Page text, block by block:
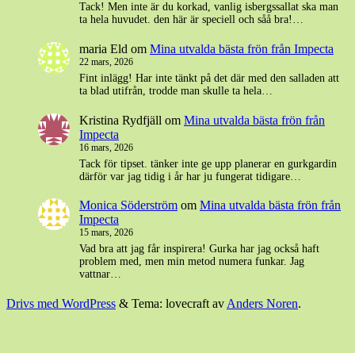
Tack! Men inte är du korkad, vanlig isbergssallat ska man
ta hela huvudet. den här är speciell och såå bra!…
maria Eld om Mina utvalda bästa frön från Impecta
22 mars, 2026
Fint inlägg! Har inte tänkt på det där med den salladen att
ta blad utifrån, trodde man skulle ta hela…
Kristina Rydfjäll om Mina utvalda bästa frön från
Impecta
16 mars, 2026
Tack för tipset. tänker inte ge upp planerar en gurkgardin
därför var jag tidig i år har ju fungerat tidigare…
Monica Söderström om Mina utvalda bästa frön från
Impecta
15 mars, 2026
Vad bra att jag får inspirera! Gurka har jag också haft
problem med, men min metod numera funkar. Jag
vattnar…
Drivs med WordPress & Tema: lovecraft av Anders Noren.